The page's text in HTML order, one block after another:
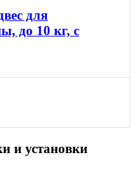
для
до 10 кг, с
и установки